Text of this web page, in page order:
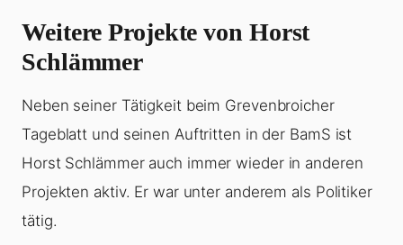
Weitere Projekte von Horst
Schlämmer
Neben seiner Tätigkeit beim Grevenbroicher
Tageblatt und seinen Auftritten in der BamS ist
Horst Schlämmer auch immer wieder in anderen
Projekten aktiv. Er war unter anderem als Politiker
tätig.